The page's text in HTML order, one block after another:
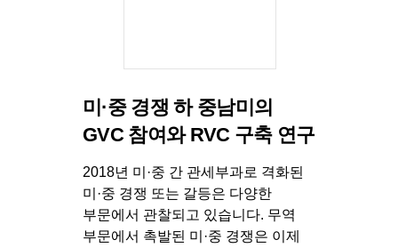
미·중 경쟁 하 중남미의
GVC 참여와 RVC 구축 연구
2018년 미·중 간 관세부과로 격화된
미·중 경쟁 또는 갈등은 다양한
부문에서 관찰되고 있습니다. 무역
부문에서 촉발된 미·중 경쟁은 이제